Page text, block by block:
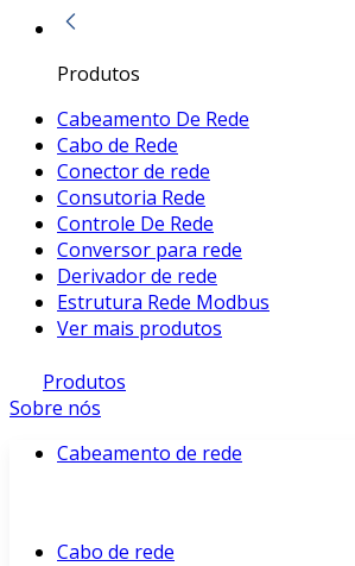
Produtos
Cabeamento De Rede
Cabo de Rede
Conector de rede
Consutoria Rede
Controle De Rede
Conversor para rede
Derivador de rede
Estrutura Rede Modbus
Ver mais produtos
Produtos
Sobre nós
Cabeamento de rede
Cabo de rede